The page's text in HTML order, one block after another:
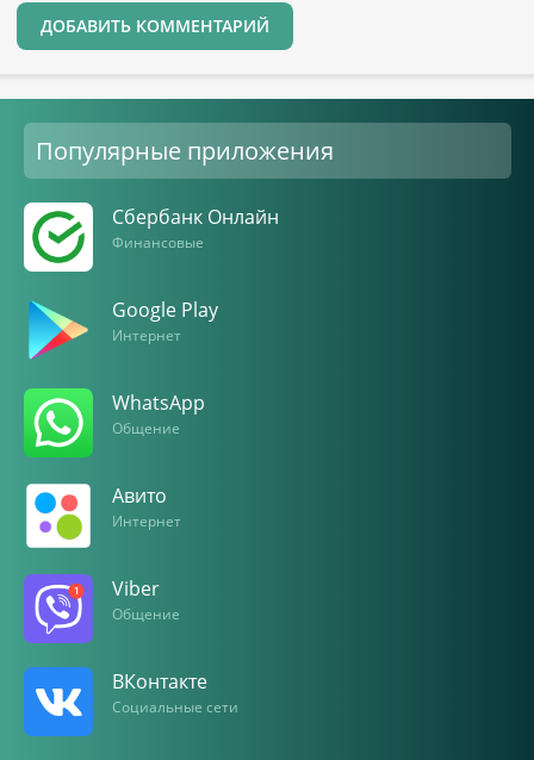
ДОБАВИТЬ КОММЕНТАРИЙ
Популярные приложения
Сбербанк Онлайн
Финансовые
Google Play
Интернет
WhatsApp
Общение
Авито
Интернет
Viber
Общение
ВКонтакте
Социальные сети